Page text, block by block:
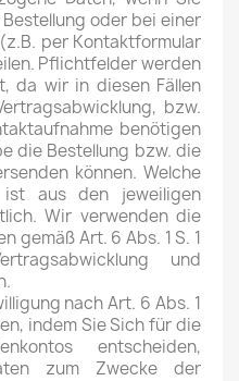
oder bei einer
per Kontaktformular
Pflichtfelder werden
da wir in diesen Fällen
bzw.
benötigen
die Bestellung bzw. die
können. Welche
ist aus den jeweiligen
Wir verwenden die
gemäß Art. 6 Abs. 1 S. 1
und
nach Art. 6 Abs. 1
indem Sie Sich für die
entscheiden,
zum Zwecke der